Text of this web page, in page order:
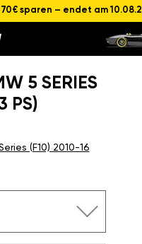
370€ sparen – endet am
5 SERIES
PS)
(F10) 2010-16